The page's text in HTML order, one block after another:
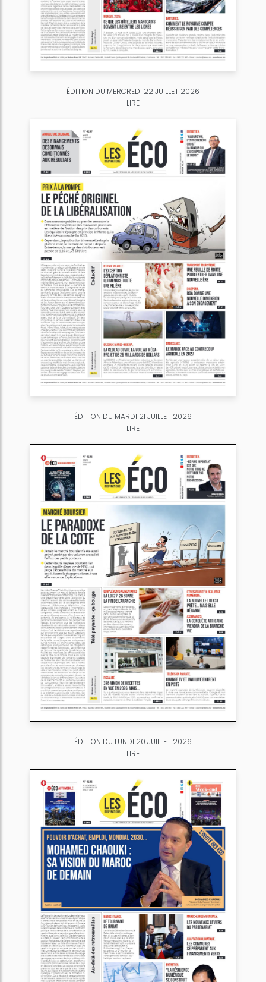
ÉDITION DU MERCREDI 22 JUILLET 2026
LIRE
ÉDITION DU MARDI 21 JUILLET 2026
LIRE
ÉDITION DU LUNDI 20 JUILLET 2026
LIRE